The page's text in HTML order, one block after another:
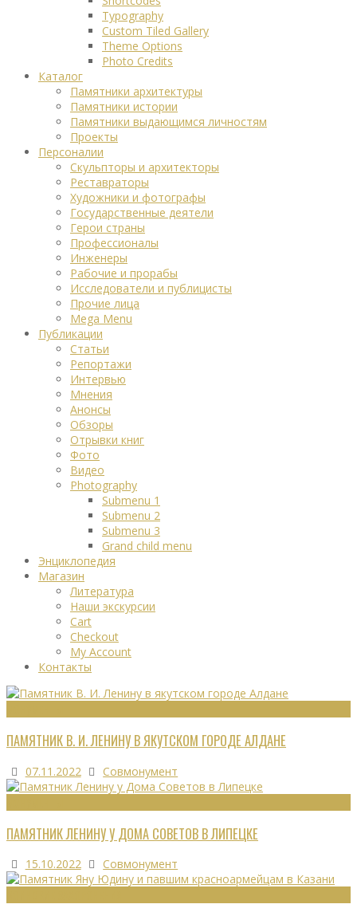
Typography
Custom Tiled Gallery
Theme Options
Photo Credits
Каталог
Памятники архитектуры
Памятники истории
Памятники выдающимся личностям
Проекты
Персоналии
Скульпторы и архитекторы
Реставраторы
Художники и фотографы
Государственные деятели
Герои страны
Профессионалы
Инженеры
Рабочие и прорабы
Исследователи и публицисты
Прочие лица
Mega Menu
Публикации
Статьи
Репортажи
Интервью
Мнения
Анонсы
Обзоры
Отрывки книг
Фото
Видео
Photography
Submenu 1
Submenu 2
Submenu 3
Grand child menu
Энциклопедия
Магазин
Литература
Наши экскурсии
Cart
Checkout
My Account
Контакты
ПАМЯТНИК В. И. ЛЕНИНУ В ЯКУТСКОМ ГОРОДЕ АЛДАНЕ
07.11.2022 Совмонумент
ПАМЯТНИК ЛЕНИНУ У ДОМА СОВЕТОВ В ЛИПЕЦКЕ
15.10.2022 Совмонумент